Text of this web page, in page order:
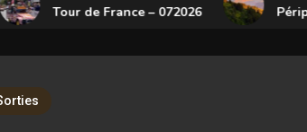
Tour de France – 072026 Périple